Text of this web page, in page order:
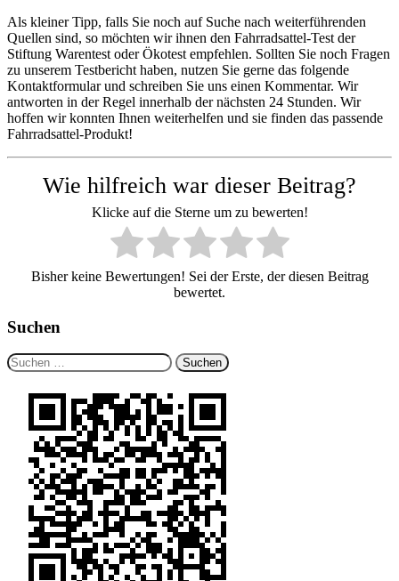
Als kleiner Tipp, falls Sie noch auf Suche nach weiterführenden
Quellen sind, so möchten wir ihnen den Fahrradsattel-Test der
Stiftung Warentest oder Ökotest empfehlen. Sollten Sie noch Fragen
zu unserem Testbericht haben, nutzen Sie gerne das folgende
Kontaktformular und schreiben Sie uns einen Kommentar. Wir
antworten in der Regel innerhalb der nächsten 24 Stunden. Wir
hoffen wir konnten Ihnen weiterhelfen und sie finden das passende
Fahrradsattel-Produkt!
Wie hilfreich war dieser Beitrag?
Klicke auf die Sterne um zu bewerten!
Bisher keine Bewertungen! Sei der Erste, der diesen Beitrag
bewertet.
Suchen
Suchen
nach: